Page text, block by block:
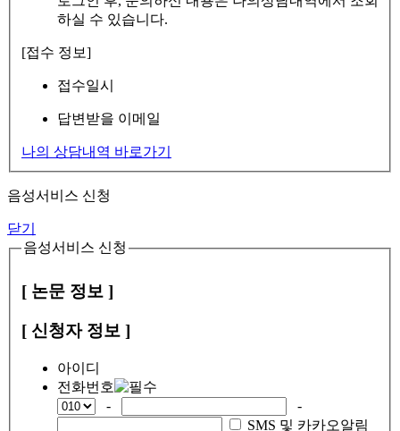
하실 수 있습니다.
[접수 정보]
접수일시
답변받을 이메일
나의 상담내역 바로가기
음성서비스 신청
닫기
음성서비스 신청
[ 논문 정보 ]
[ 신청자 정보 ]
아이디
전화번호
-
-
SMS 및 카카오알림